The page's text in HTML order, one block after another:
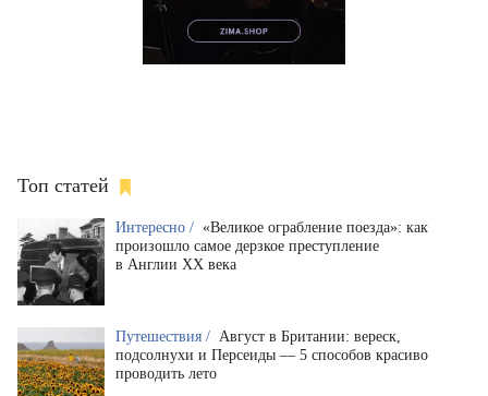
Топ статей
Интересно / «Великое ограбление поезда»: как
произошло самое дерзкое преступление
в Англии XX века
Путешествия / Август в Британии: вереск,
подсолнухи и Персеиды — 5 способов красиво
проводить лето